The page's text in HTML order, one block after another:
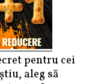
pentru cei
aleg să